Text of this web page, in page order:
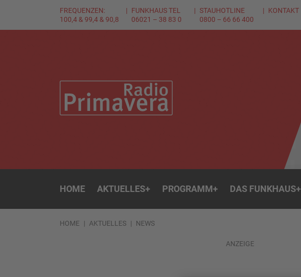
FREQUENZEN:
100,4 & 99,4 & 90,8
FUNKHAUS TEL
06021 – 38 83 0
STAUHOTLINE
0800 – 66 66 400
KONTAKT
HOME AKTUELLES+ PROGRAMM+ DAS FUNKHAUS+
HOME AKTUELLES NEWS
ANZEIGE